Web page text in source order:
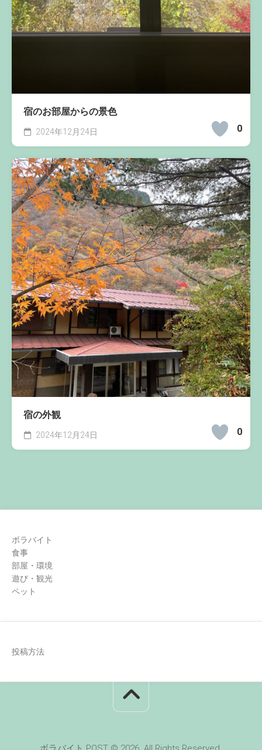
宿のお部屋からの景色
0
2024年12月24日
宿の外観
0
2024年12月24日
ボラバイト
食事
部屋・環境
遊び・観光
ペット
投稿方法